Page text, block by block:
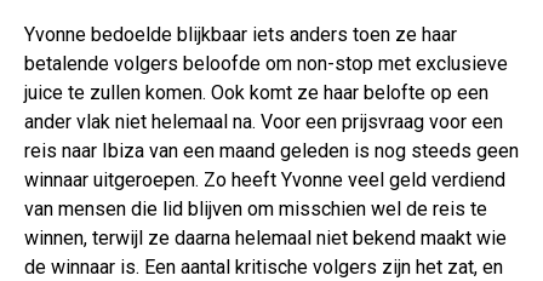
Yvonne bedoelde blijkbaar iets anders toen ze haar
betalende volgers beloofde om non-stop met exclusieve
juice te zullen komen. Ook komt ze haar belofte op een
ander vlak niet helemaal na. Voor een prijsvraag voor een
reis naar Ibiza van een maand geleden is nog steeds geen
winnaar uitgeroepen. Zo heeft Yvonne veel geld verdiend
van mensen die lid blijven om misschien wel de reis te
winnen, terwijl ze daarna helemaal niet bekend maakt wie
de winnaar is. Een aantal kritische volgers zijn het zat, en